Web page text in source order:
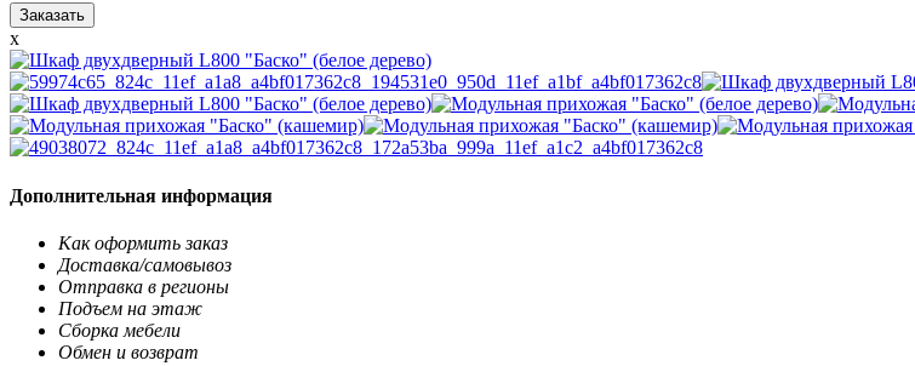
x
Дополнительная информация
Как оформить заказ
Доставка/самовывоз
Отправка в регионы
Подъем на этаж
Сборка мебели
Обмен и возврат